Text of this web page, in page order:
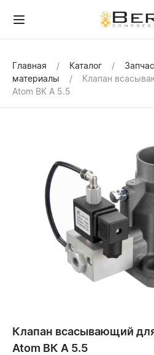
Главная Каталог
материалы
Клапан
Atom ВК А 5.5
Клапан всасывающий
Atom ВК А 5.5